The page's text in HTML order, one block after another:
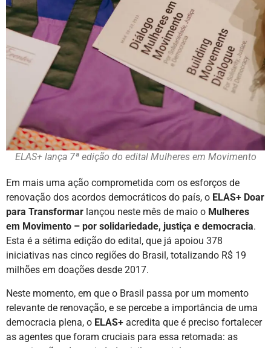
ELAS+ lança 7ª edição do edital Mulheres em Movimento
Em mais uma ação comprometida com os esforços de
renovação dos acordos democráticos do país, o ELAS+ Doar
para Transformar lançou neste mês de maio o Mulheres
em Movimento – por solidariedade, justiça e democracia.
Esta é a sétima edição do edital, que já apoiou 378
iniciativas nas cinco regiões do Brasil, totalizando R$ 19
milhões em doações desde 2017.
Neste momento, em que o Brasil passa por um momento
relevante de renovação, e se percebe a importância de uma
democracia plena, o ELAS+ acredita que é preciso fortalecer
as agentes que foram cruciais para essa retomada: as